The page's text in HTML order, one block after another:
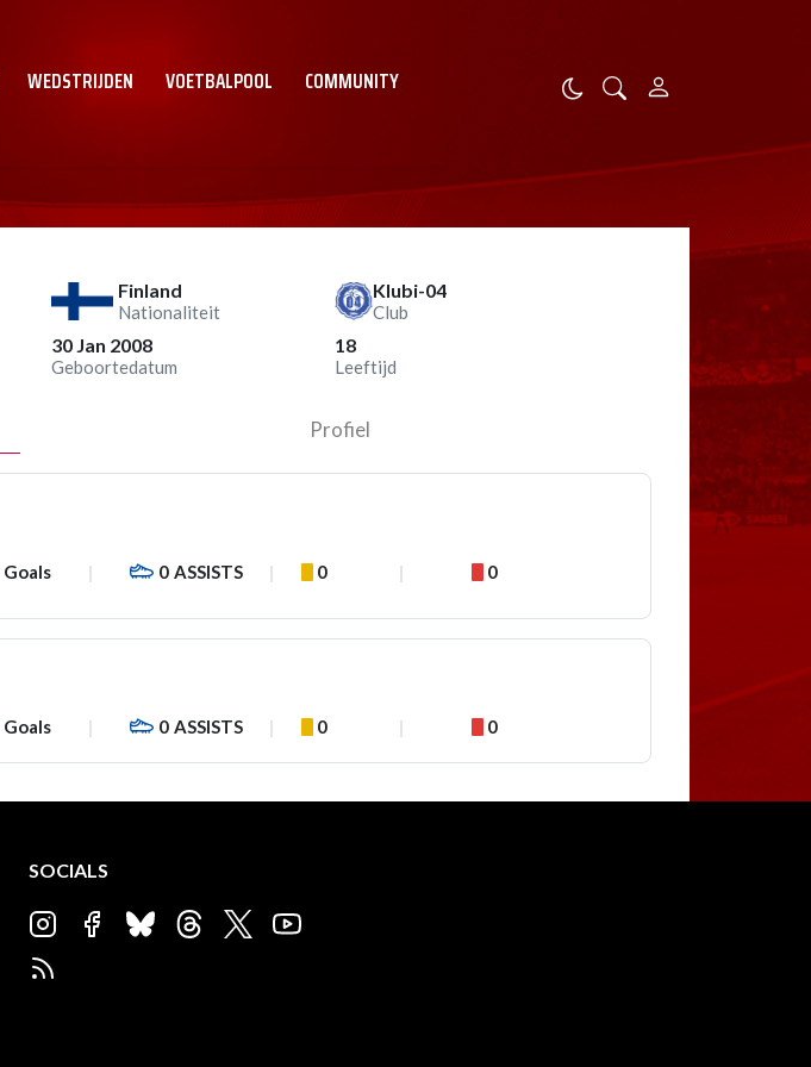
WEDSTRIJDEN VOETBALPOOL COMMUNITY
Finland
Nationaliteit
Klubi-04
Club
30 Jan 2008
Geboortedatum
18
Leeftijd
Profiel
Goals 0 ASSISTS 0 0
Goals 0 ASSISTS 0 0
SOCIALS